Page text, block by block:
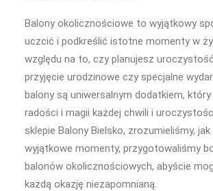
Balony okolicznościowe to wyjątkowy
uczcić i podkreślić istotne momenty w
względu na to, czy planujesz
przyjęcie urodzinowe czy specjalne
balony są uniwersalnym dodatkiem,
radości i magii każdej chwili i
sklepie Balony Bielsko, zrozumieliśmy,
wyjątkowe momenty, przygotowaliśmy
balonów okolicznościowych, abyście
każdą okazję niezapomnianą.